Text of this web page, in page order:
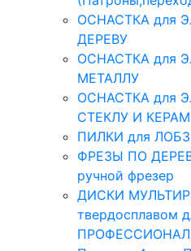
ОСНАСТКА для
ДЕРЕВУ
ОСНАСТКА для
МЕТАЛЛУ
ОСНАСТКА для
СТЕКЛУ И
ПИЛКИ для
ФРЕЗЫ ПО
ручной фрезер
ДИСКИ
твердосплавом
ПРОФЕССИОНАЛ,